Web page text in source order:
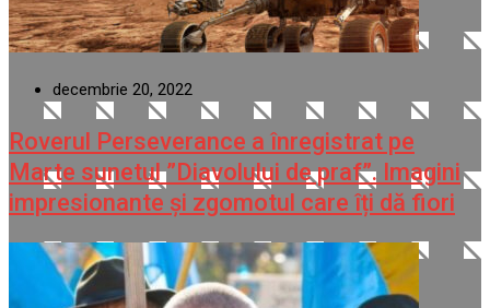
decembrie 20, 2022
Roverul Perseverance a înregistrat pe
Marte sunetul ”Diavolului de praf”. Imagini
impresionante și zgomotul care îți dă fiori